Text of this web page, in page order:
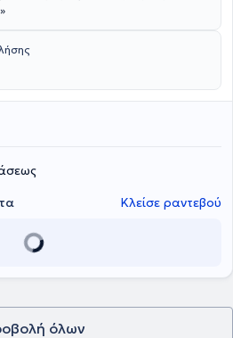
Κλείσε ραντεβού
όλων